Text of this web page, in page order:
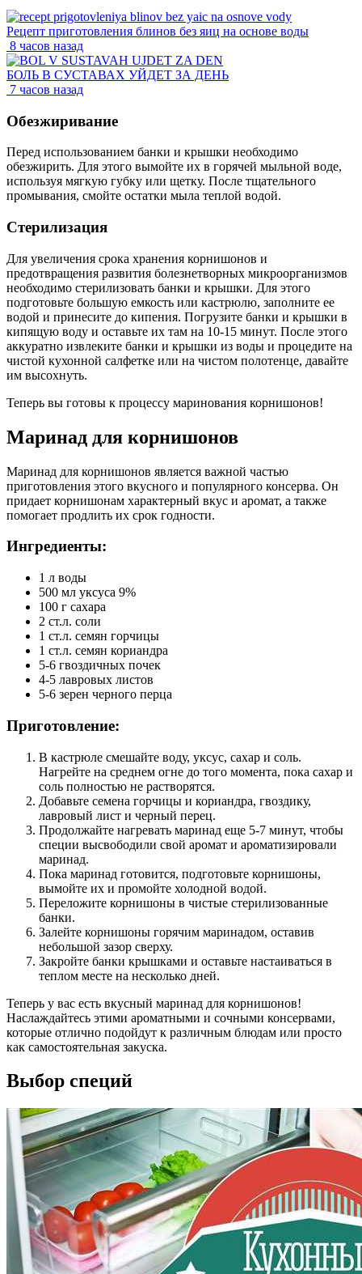
Рецепт приготовления блинов без яиц на основе воды
8 часов назад
БОЛЬ В СУСТАВАХ УЙДЕТ ЗА ДЕНЬ
7 часов назад
Обезжиривание
Перед использованием банки и крышки необходимо
обезжирить. Для этого вымойте их в горячей мыльной воде,
используя мягкую губку или щетку. После тщательного
промывания, смойте остатки мыла теплой водой.
Стерилизация
Для увеличения срока хранения корнишонов и
предотвращения развития болезнетворных микроорганизмов
необходимо стерилизовать банки и крышки. Для этого
подготовьте большую емкость или кастрюлю, заполните ее
водой и принесите до кипения. Погрузите банки и крышки в
кипящую воду и оставьте их там на 10-15 минут. После этого
аккуратно извлеките банки и крышки из воды и процедите на
чистой кухонной салфетке или на чистом полотенце, давайте
им высохнуть.
Теперь вы готовы к процессу маринования корнишонов!
Маринад для корнишонов
Маринад для корнишонов является важной частью
приготовления этого вкусного и популярного консерва. Он
придает корнишонам характерный вкус и аромат, а также
помогает продлить их срок годности.
Ингредиенты:
1 л воды
500 мл уксуса 9%
100 г сахара
2 ст.л. соли
1 ст.л. семян горчицы
1 ст.л. семян кориандра
5-6 гвоздичных почек
4-5 лавровых листов
5-6 зерен черного перца
Приготовление:
В кастрюле смешайте воду, уксус, сахар и соль.
Нагрейте на среднем огне до того момента, пока сахар и
соль полностью не растворятся.
Добавьте семена горчицы и кориандра, гвоздику,
лавровый лист и черный перец.
Продолжайте нагревать маринад еще 5-7 минут, чтобы
специи высвободили свой аромат и ароматизировали
маринад.
Пока маринад готовится, подготовьте корнишоны,
вымойте их и промойте холодной водой.
Переложите корнишоны в чистые стерилизованные
банки.
Залейте корнишоны горячим маринадом, оставив
небольшой зазор сверху.
Закройте банки крышками и оставьте настаиваться в
теплом месте на несколько дней.
Теперь у вас есть вкусный маринад для корнишонов!
Наслаждайтесь этими ароматными и сочными консервами,
которые отлично подойдут к различным блюдам или просто
как самостоятельная закуска.
Выбор специй